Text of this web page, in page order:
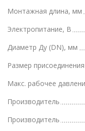
Монтажная длина, мм
Электропитание, В
Диаметр Ду (DN), мм
Размер присоединения
Макс. рабочее
Производитель
Производитель